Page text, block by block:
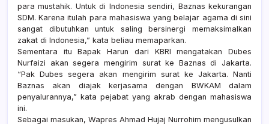
para mustahik. Untuk di Indonesia sendiri, Baznas kekurangan
SDM. Karena itulah para mahasiswa yang belajar agama di sini
sangat dibutuhkan untuk saling bersinergi memaksimalkan
zakat di Indonesia,” kata beliau memaparkan.
Sementara itu Bapak Harun dari KBRI mengatakan Dubes
Nurfaizi akan segera mengirim surat ke Baznas di Jakarta.
“Pak Dubes segera akan mengirim surat ke Jakarta. Nanti
Baznas akan diajak kerjasama dengan BWKAM dalam
penyalurannya,” kata pejabat yang akrab dengan mahasiswa
ini.
Sebagai masukan, Wapres Ahmad Hujaj Nurrohim mengusulkan